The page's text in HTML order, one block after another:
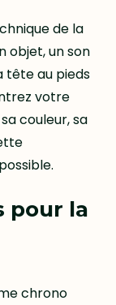
de la
objet, un son
tête au pieds
votre
couleur, sa
pour la
chrono